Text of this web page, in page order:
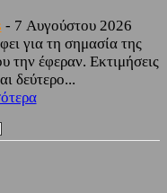
- 7 Αυγούστου 2026
για τη σημασία της
την έφεραν. Εκτιμήσεις
δεύτερο...